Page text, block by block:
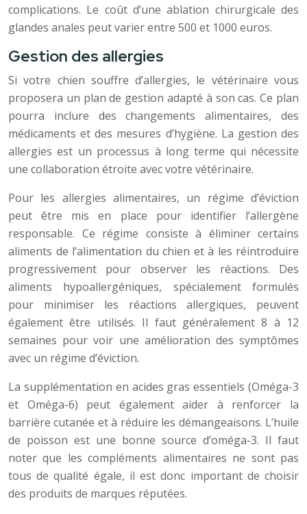
complications. Le coût d’une ablation chirurgicale des
glandes anales peut varier entre 500 et 1000 euros.
Gestion des allergies
Si votre chien souffre d’allergies, le vétérinaire vous
proposera un plan de gestion adapté à son cas. Ce plan
pourra inclure des changements alimentaires, des
médicaments et des mesures d’hygiène. La gestion des
allergies est un processus à long terme qui nécessite
une collaboration étroite avec votre vétérinaire.
Pour les allergies alimentaires, un régime d’éviction
peut être mis en place pour identifier l’allergène
responsable. Ce régime consiste à éliminer certains
aliments de l’alimentation du chien et à les réintroduire
progressivement pour observer les réactions. Des
aliments hypoallergéniques, spécialement formulés
pour minimiser les réactions allergiques, peuvent
également être utilisés. Il faut généralement 8 à 12
semaines pour voir une amélioration des symptômes
avec un régime d’éviction.
La supplémentation en acides gras essentiels (Oméga-3
et Oméga-6) peut également aider à renforcer la
barrière cutanée et à réduire les démangeaisons. L’huile
de poisson est une bonne source d’oméga-3. Il faut
noter que les compléments alimentaires ne sont pas
tous de qualité égale, il est donc important de choisir
des produits de marques réputées.